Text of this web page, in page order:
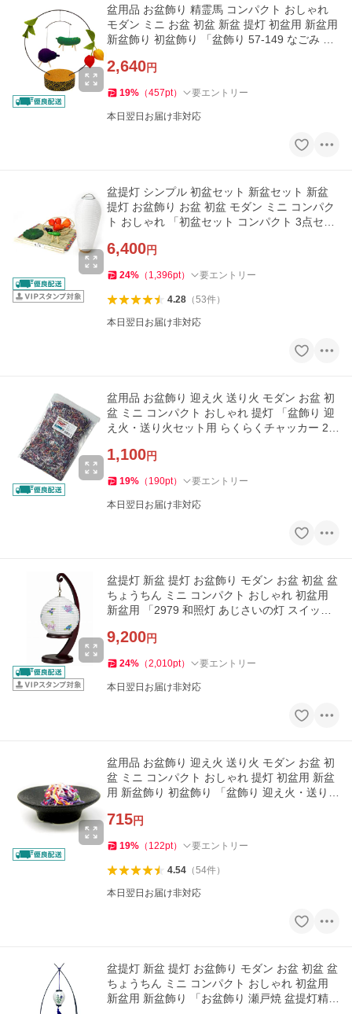
盆用品 お盆飾り 精霊馬 コンパクト おしゃれ
モダン ミニ お盆 初盆 新盆 提灯 初盆用 新盆用
新盆飾り 初盆飾り 「盆飾り 57-149 なごみ 精
2,640円
19% （457pt） 要エントリー
本日翌日お届け非対応
盆提灯 シンプル 初盆セット 新盆セット 新盆
提灯 お盆飾り お盆 初盆 モダン ミニ コンパク
ト おしゃれ 「初盆セット コンパクト 3点セッ
6,400円
24% （ 1,396pt） 要エントリー
4.28（53件）
本日翌日お届け非対応
盆用品 お盆飾り 迎え火 送り火 モダン お盆 初
盆 ミニ コンパクト おしゃれ 提灯 「盆飾り 迎
え火・送り火セット用 らくらくチャッカー 20
1,100円
19% （ 190pt） 要エントリー
本日翌日お届け非対応
盆提灯 新盆 提灯 お盆飾り モダン お盆 初盆 盆
ちょうちん ミニ コンパクト おしゃれ 初盆用
新盆用 「2979 和照灯 あじさいの灯 スイッチ
9,200円
24% （2,010pt） 要エントリー
本日翌日お届け非対応
盆用品 お盆飾り 迎え火 送り火 モダン お盆 初
盆 ミニ コンパクト おしゃれ 提灯 初盆用 新盆
用 新盆飾り 初盆飾り 「盆飾り 迎え火・送り火
715円
19% （ 122pt） 要エントリー
4.54（54件）
本日翌日お届け非対応
盆提灯 新盆 提灯 お盆飾り モダン お盆 初盆 盆
ちょうちん ミニ コンパクト おしゃれ 初盆用
新盆用 新盆飾り 「お盆飾り 瀬戸焼 盆提灯精霊